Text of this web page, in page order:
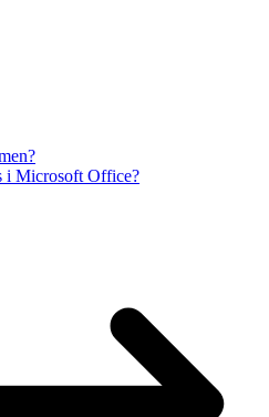
i Microsoft Office?